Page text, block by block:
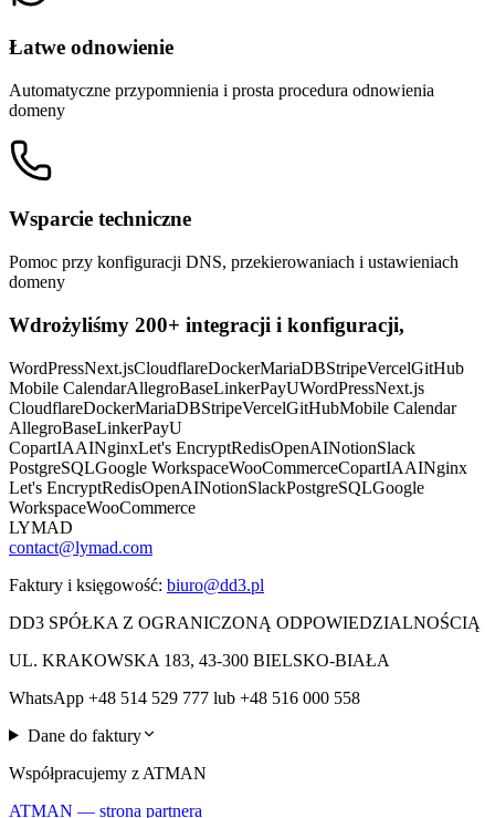
Łatwe odnowienie
Automatyczne przypomnienia i prosta procedura odnowienia
domeny
Wsparcie techniczne
Pomoc przy konfiguracji DNS, przekierowaniach i ustawieniach
domeny
Wdrożyliśmy 200+ integracji i konfiguracji,
WordPressNext.jsCloudflareDockerMariaDBStripeVercelGitHub
Mobile CalendarAllegroBaseLinkerPayUWordPressNext.js
CloudflareDockerMariaDBStripeVercelGitHubMobile Calendar
AllegroBaseLinkerPayU
CopartIAAINginxLet's EncryptRedisOpenAINotionSlack
PostgreSQLGoogle WorkspaceWooCommerceCopartIAAINginx
Let's EncryptRedisOpenAINotionSlackPostgreSQLGoogle
WorkspaceWooCommerce
LYMAD
contact@lymad.com
Faktury i księgowość: biuro@dd3.pl
DD3 SPÓŁKA Z OGRANICZONĄ ODPOWIEDZIALNOŚCIĄ
UL. KRAKOWSKA 183, 43-300 BIELSKO-BIAŁA
WhatsApp +48 514 529 777 lub +48 516 000 558
Dane do faktury
Współpracujemy z ATMAN
ATMAN — strona partnera